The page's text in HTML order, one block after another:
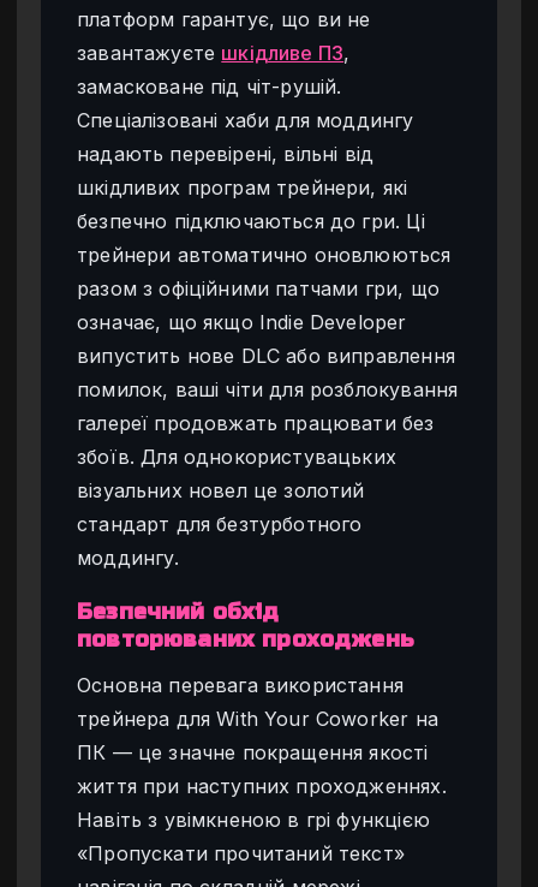
платформ гарантує, що ви не
завантажуєте шкідливе ПЗ,
замасковане під чіт-рушій.
Спеціалізовані хаби для моддингу
надають перевірені, вільні від
шкідливих програм трейнери, які
безпечно підключаються до гри. Ці
трейнери автоматично оновлюються
разом з офіційними патчами гри, що
означає, що якщо Indie Developer
випустить нове DLC або виправлення
помилок, ваші чіти для розблокування
галереї продовжать працювати без
збоїв. Для однокористувацьких
візуальних новел це золотий
стандарт для безтурботного
моддингу.
Безпечний обхід
повторюваних проходжень
Основна перевага використання
трейнера для With Your Coworker на
ПК — це значне покращення якості
життя при наступних проходженнях.
Навіть з увімкненою в грі функцією
«Пропускати прочитаний текст»